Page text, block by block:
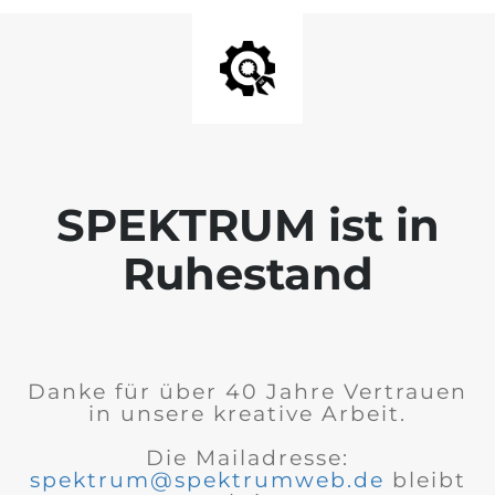
SPEKTRUM ist in
Ruhestand
Danke für über 40 Jahre Vertrauen
in unsere kreative Arbeit.
Die Mailadresse:
spektrum@spektrumweb.de bleibt